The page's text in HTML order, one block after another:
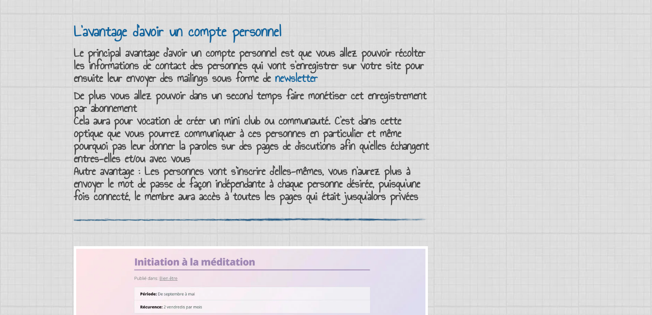
L’avantage d’avoir un compte personnel
Le principal avantage d’avoir un compte personnel est que vous allez pouvoir récolter
les informations de contact des personnes qui vont s’enregistrer sur votre sitepour
ensuite leur envoyer des mailings sous forme de newsletter
De plus vous allez pouvoir dans un second temps faire monétiser cet enregistrement
par abonnement
Cela aura pour vocation de créer un mini club ou communauté. C’est dans cette
optique que vous pourrez communiquer à ces personnes en particulier et même
pourquoi pas leur donner la paroles sur des pages de discutions afin qu’elles échangent
entres-elles et/ou avec vous
Autre avantage : Les personnes vont s’inscrired’elles-mêmes, vous n’aurez plus à
envoyer le mot de passede façon indépendante à chaque personne désirée, puisqu’une
fois connecté, le membreaura accès à toutes les pages qui était jusqu’alors privées